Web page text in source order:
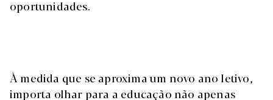
oportunidades.
À medida que se aproxima um novo ano letivo,
importa olhar para a educação não apenas